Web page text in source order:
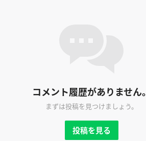
コメント履歴がありません。
まずは投稿を見つけましょう。
投稿を見る